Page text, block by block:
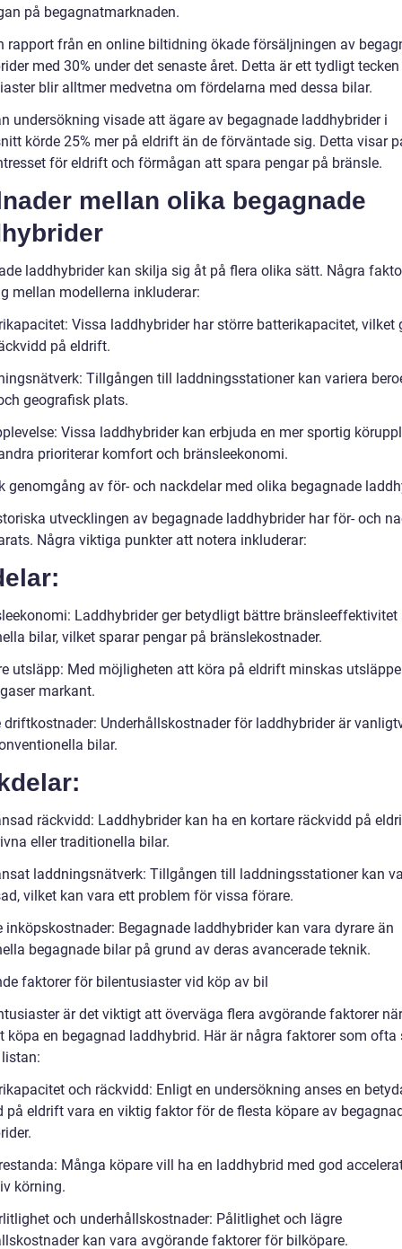
på begagnatmarknaden.
rapport från en online biltidning ökade försäljningen av
med 30% under det senaste året. Detta är ett tydligt
blir alltmer medvetna om fördelarna med dessa bilar.
undersökning visade att ägare av begagnade laddhybrider i
körde 25% mer på eldrift än de förväntade sig. Detta visar
för eldrift och förmågan att spara pengar på bränsle.
mellan olika begagnade
laddhybrider kan skilja sig åt på flera olika sätt. Några
mellan modellerna inkluderar:
Vissa laddhybrider har större batterikapacitet, vilket
på eldrift.
Tillgången till laddningsstationer kan variera
geografisk plats.
Vissa laddhybrider kan erbjuda en mer sportig
prioriterar komfort och bränsleekonomi.
genomgång av för- och nackdelar med olika begagnade
utvecklingen av begagnade laddhybrider har för- och
Några viktiga punkter att notera inkluderar:
Laddhybrider ger betydligt bättre bränsleeffektivitet
bilar, vilket sparar pengar på bränslekostnader.
utsläpp: Med möjligheten att köra på eldrift minskas
markant.
driftkostnader: Underhållskostnader för laddhybrider är
bilar.
räckvidd: Laddhybrider kan ha en kortare räckvidd på
eller traditionella bilar.
laddningsnätverk: Tillgången till laddningsstationer kan
vilket kan vara ett problem för vissa förare.
inköpskostnader: Begagnade laddhybrider kan vara dyrare än
begagnade bilar på grund av deras avancerade teknik.
faktorer för bilentusiaster vid köp av bil
är det viktigt att överväga flera avgörande faktorer
köpa en begagnad laddhybrid. Här är några faktorer som ofta
och räckvidd: Enligt en undersökning anses en
på eldrift vara en viktig faktor för de flesta köpare av
Många köpare vill ha en laddhybrid med god
körning.
och underhållskostnader: Pålitlighet och lägre
kan vara avgörande faktorer för bilköpare.